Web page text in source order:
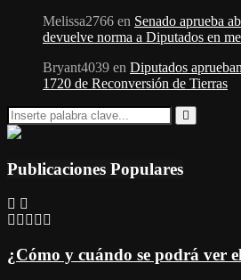
Melissa2766 en Senado aprueba
devuelve norma a Diputados en
Bryant4039 en Diputados
1720 de Reconversión de Tierras
Search
for:
Search
Publicaciones Populares
¿Cómo y cuándo se podrá ver